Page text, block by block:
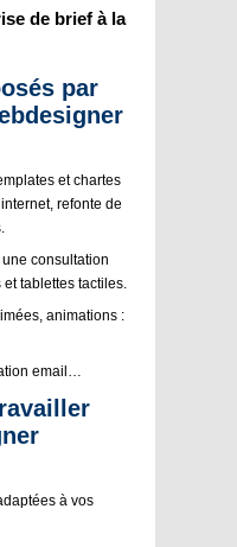
de brief à la
par
et chartes
refonte de
consultation
tablettes tactiles.
animations :
email…
à vos